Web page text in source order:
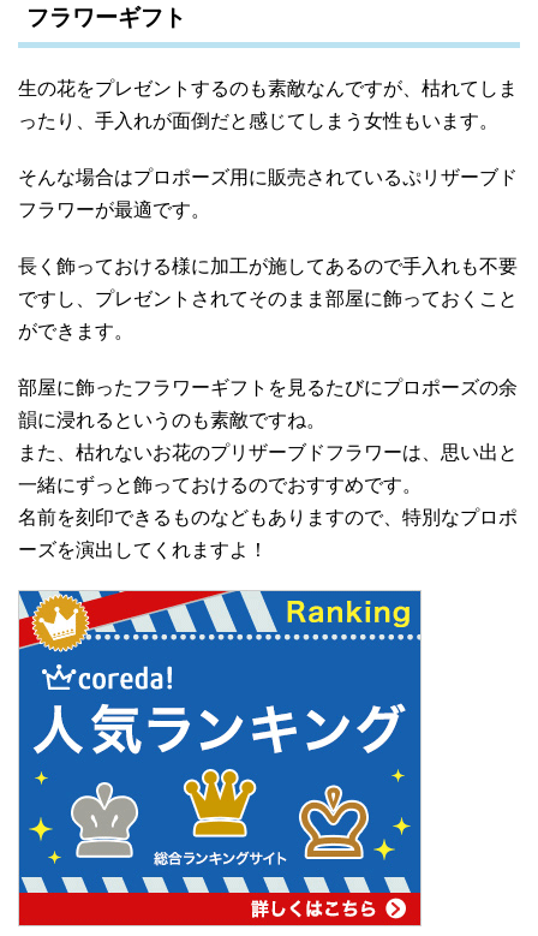
フラワーギフト
生の花をプレゼントするのも素敵なんですが、枯れてしま
ったり、手入れが面倒だと感じてしまう女性もいます。
そんな場合はプロポーズ用に販売されているぷリザーブド
フラワーが最適です。
長く飾っておける様に加工が施してあるので手入れも不要
ですし、プレゼントされてそのまま部屋に飾っておくこと
ができます。
部屋に飾ったフラワーギフトを見るたびにプロポーズの余
韻に浸れるというのも素敵ですね。
また、枯れないお花のプリザーブドフラワーは、思い出と
一緒にずっと飾っておけるのでおすすめです。
名前を刻印できるものなどもありますので、特別なプロポ
ーズを演出してくれますよ！